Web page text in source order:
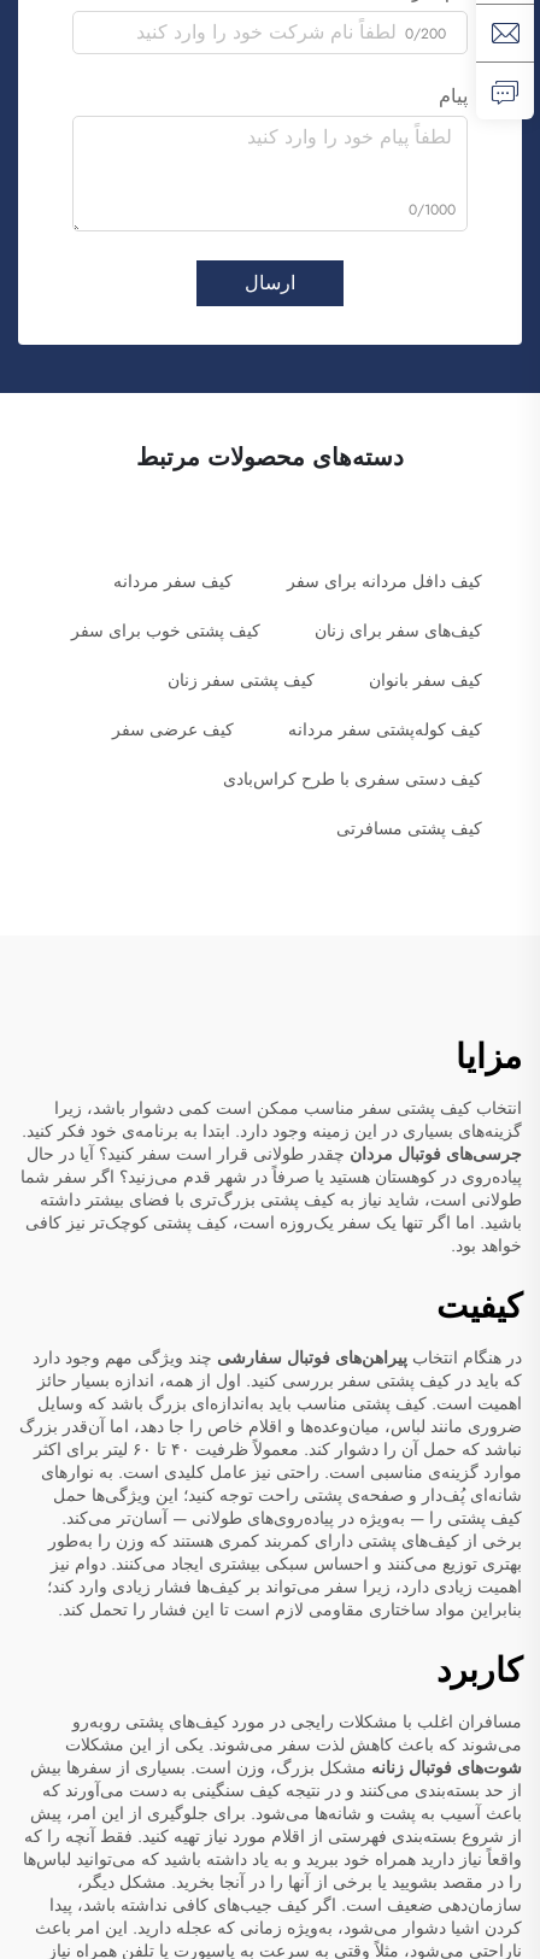
0/200
پیام
0/1000
ارسال
دسته‌های محصولات مرتبط
کیف دافل مردانه برای سفر کیف سفر مردانه
کیف‌های سفر برای زنان کیف پشتی خوب برای سفر
کیف سفر بانوان کیف پشتی سفر زنان
کیف کوله‌پشتی سفر مردانه کیف عرضی سفر
کیف دستی سفری با طرح کراس‌بادی
کیف پشتی مسافرتی
مزایا
انتخاب کیف پشتی سفر مناسب ممکن است کمی دشوار باشد، زیرا
گزینه‌های بسیاری در این زمینه وجود دارد. ابتدا به برنامه‌ی خود فکر کنید.
جرسی‌های فوتبال مردان چقدر طولانی قرار است سفر کنید؟ آیا در حال
پیاده‌روی در کوهستان هستید یا صرفاً در شهر قدم می‌زنید؟ اگر سفر شما
طولانی است، شاید نیاز به کیف پشتی بزرگ‌تری با فضای بیشتر داشته
باشید. اما اگر تنها یک سفر یک‌روزه است، کیف پشتی کوچک‌تر نیز کافی
خواهد بود.
کیفیت
در هنگام انتخاب پیراهن‌های فوتبال سفارشی چند ویژگی مهم وجود دارد
که باید در کیف پشتی سفر بررسی کنید. اول از همه، اندازه بسیار حائز
اهمیت است. کیف پشتی مناسب باید به‌اندازه‌ای بزرگ باشد که وسایل
ضروری مانند لباس، میان‌وعده‌ها و اقلام خاص را جا دهد، اما آن‌قدر بزرگ
نباشد که حمل آن را دشوار کند. معمولاً ظرفیت ۴۰ تا ۶۰ لیتر برای اکثر
موارد گزینه‌ی مناسبی است. راحتی نیز عامل کلیدی است. به نوارهای
شانه‌ای پُف‌دار و صفحه‌ی پشتی راحت توجه کنید؛ این ویژگی‌ها حمل
کیف پشتی را — به‌ویژه در پیاده‌روی‌های طولانی — آسان‌تر می‌کند.
برخی از کیف‌های پشتی دارای کمربند کمری هستند که وزن را به‌طور
بهتری توزیع می‌کنند و احساس سبکی بیشتری ایجاد می‌کنند. دوام نیز
اهمیت زیادی دارد، زیرا سفر می‌تواند بر کیف‌ها فشار زیادی وارد کند؛
بنابراین مواد ساختاری مقاومی لازم است تا این فشار را تحمل کند.
کاربرد
مسافران اغلب با مشکلات رایجی در مورد کیف‌های پشتی روبه‌رو
می‌شوند که باعث کاهش لذت سفر می‌شوند. یکی از این مشکلات
شوت‌های فوتبال زنانه مشکل بزرگ، وزن است. بسیاری از سفرها بیش
از حد بسته‌بندی می‌کنند و در نتیجه کیف سنگینی به دست می‌آورند که
باعث آسیب به پشت و شانه‌ها می‌شود. برای جلوگیری از این امر، پیش
از شروع بسته‌بندی فهرستی از اقلام مورد نیاز تهیه کنید. فقط آنچه را که
واقعاً نیاز دارید همراه خود ببرید و به یاد داشته باشید که می‌توانید لباس‌ها
را در مقصد بشویید یا برخی از آنها را در آنجا بخرید. مشکل دیگر،
سازمان‌دهی ضعیف است. اگر کیف جیب‌های کافی نداشته باشد، پیدا
کردن اشیا دشوار می‌شود، به‌ویژه زمانی که عجله دارید. این امر باعث
ناراحتی می‌شود، مثلاً وقتی به سرعت به پاسپورت یا تلفن همراه نیاز